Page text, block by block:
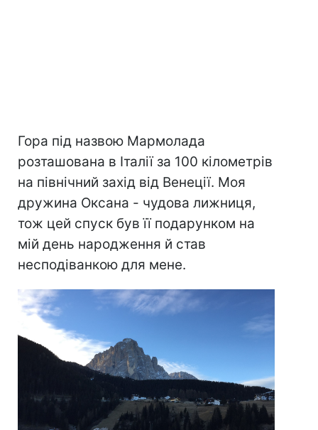
Гора під назвою Мармолада
розташована в Італії за 100 кілометрів
на північний захід від Венеції. Моя
дружина Оксана - чудова лижниця,
тож цей спуск був її подарунком на
мій день народження й став
несподіванкою для мене.